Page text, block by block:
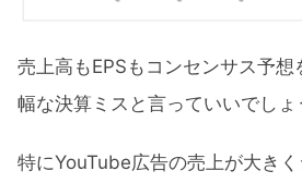
売上高もEPSもコンセンサス予想
幅な決算ミスと言っていいでしょ
特にYouTube広告の売上が大き